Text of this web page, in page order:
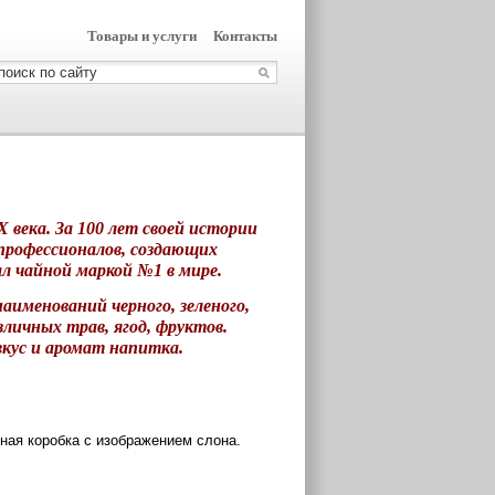
Товары и услуги Контакты
За 100 лет своей истории
создающих
чайной маркой №1 в мире.
черного, зеленого,
трав, ягод, фруктов.
и аромат напитка.
коробка с изображением слона.